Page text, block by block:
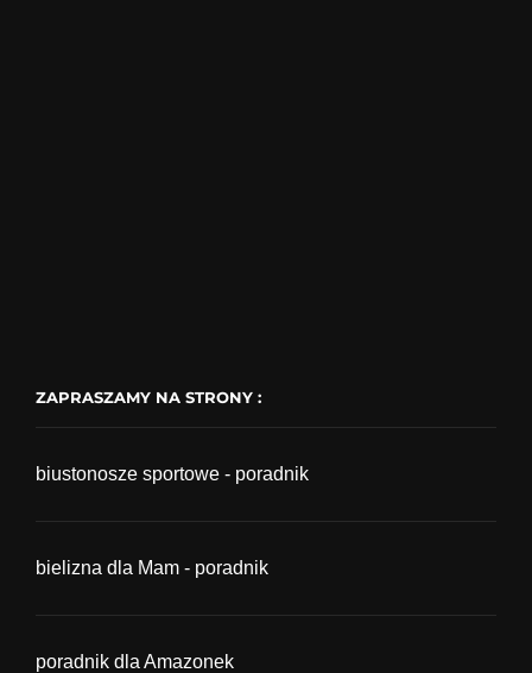
ZAPRASZAMY NA STRONY :
biustonosze sportowe - poradnik
bielizna dla Mam - poradnik
poradnik dla Amazonek